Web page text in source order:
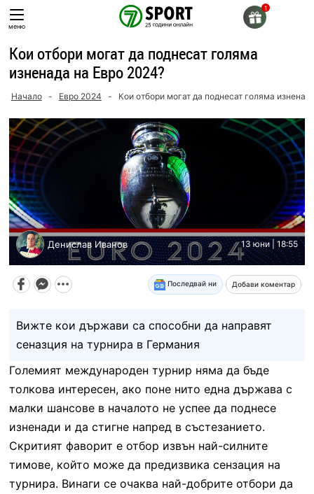
Skip
toменю
Кои отбори могат да поднесат голяма
изненада на Евро 2024?
Начало - Евро 2024 - Кои отбори могат да поднесат голяма
Денислав Иванов 13 юни | 18:55
Последвай ни Добави коментар
Вижте кои държави са способни да направят
сеназция на турнира в Германия
Големият международен турнир няма да бъде
толкова интересен, ако поне нито една държава с
малки шансове в началото не успее да поднесе
изненади и да стигне напред в състезанието.
Скритият фаворит е отбор извън най-силните
тимове, който може да предизвика сензация на
турнира. Винаги се очаква най-добрите отбори да